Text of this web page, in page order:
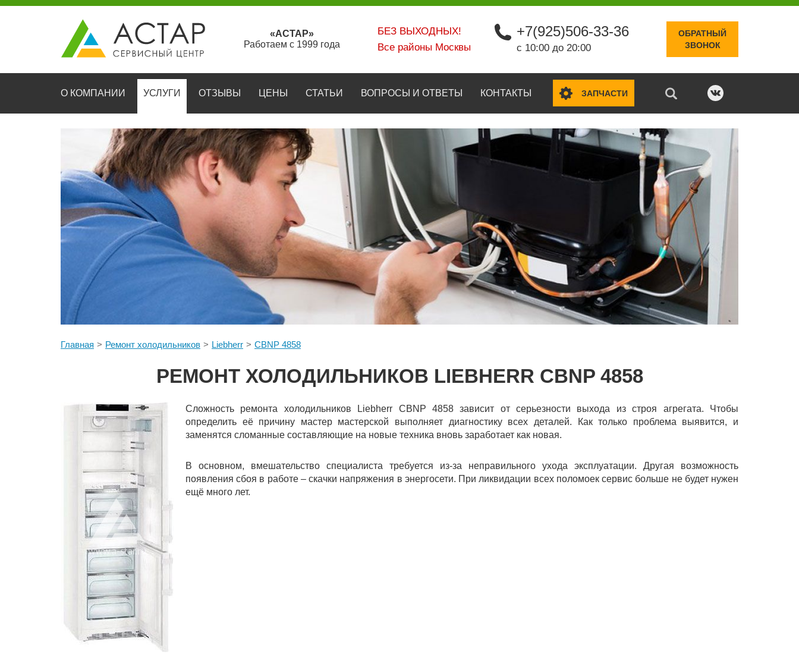
«АСТАР»
Работаем с 1999 года
БЕЗ ВЫХОДНЫХ!
Все районы Москвы
+7(925)506-33-36
с 10:00 до 20:00
ОБРАТНЫЙ
ЗВОНОК
О КОМПАНИИ УСЛУГИ ОТЗЫВЫ ЦЕНЫ СТАТЬИ ВОПРОСЫ И ОТВЕТЫ КОНТАКТЫ ЗАПЧАСТИ
Главная Ремонт холодильников Liebherr CBNP 4858
РЕМОНТ ХОЛОДИЛЬНИКОВ LIEBHERR CBNP 4858
Сложность ремонта холодильников Liebherr CBNP 4858 зависит от серьезности выхода из строя агрегата. Чтобы
определить её причину мастер мастерской выполняет диагностику всех деталей. Как только проблема выявится, и
заменятся сломанные составляющие на новые техника вновь заработает как новая.
В основном, вмешательство специалиста требуется из-за неправильного ухода эксплуатации. Другая возможность
появления сбоя в работе – скачки напряжения в энергосети. При ликвидации всех поломоек сервис больше не будет нужен
ещё много лет.